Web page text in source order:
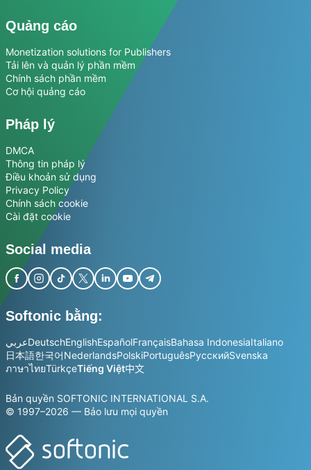
Quảng cáo
Monetization solutions for Publishers
Tải lên và quản lý phần mềm
Chính sách phần mềm
Cơ hội quảng cáo
Pháp lý
DMCA
Thông tin pháp lý
Điều khoản sử dụng
Privacy Policy
Chính sách cookie
Cài đặt cookie
Social media
Softonic bằng:
عربيDeutschEnglishEspañolFrançaisBahasa IndonesiaItaliano
日本語한국어NederlandsPolskiPortuguêsРусскийSvenska
ภาษาไทยTürkçeTiếng Việt中文
Bản quyền SOFTONIC INTERNATIONAL S.A.
© 1997–2026 — Bảo lưu mọi quyền